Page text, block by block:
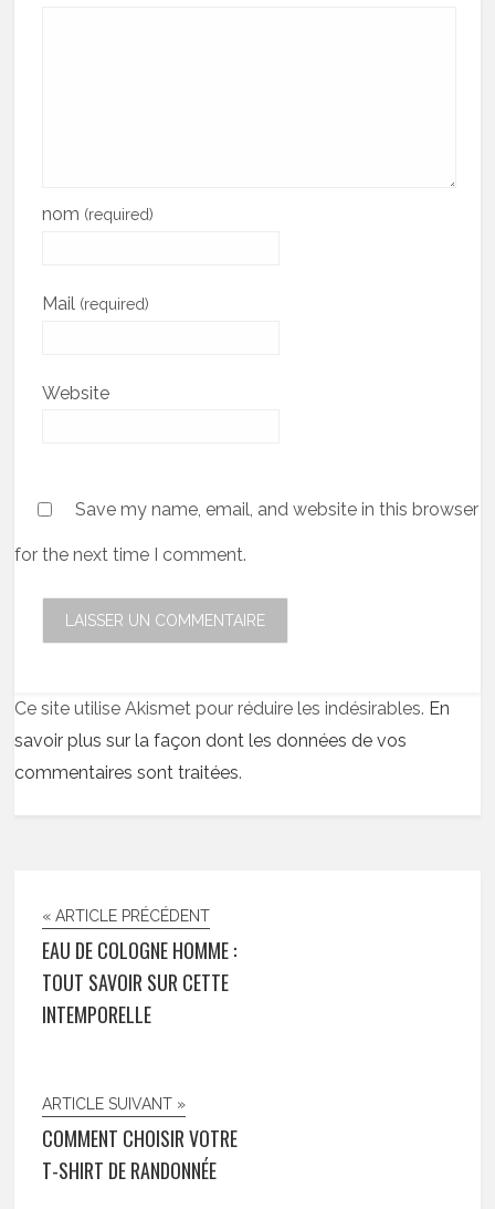
nom (required)
Mail (required)
Website
Save my name, email, and website in this browser
for the next time I comment.
Ce site utilise Akismet pour réduire les indésirables. En
savoir plus sur la façon dont les données de vos
commentaires sont traitées.
« ARTICLE PRÉCÉDENT
EAU DE COLOGNE HOMME :
TOUT SAVOIR SUR CETTE
INTEMPORELLE
ARTICLE SUIVANT »
COMMENT CHOISIR VOTRE
T-SHIRT DE RANDONNÉE